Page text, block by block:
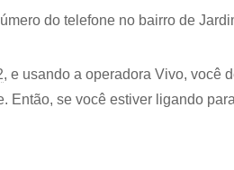
do telefone no bairro de
, e usando a operadora Vivo, você
Então, se você estiver ligando